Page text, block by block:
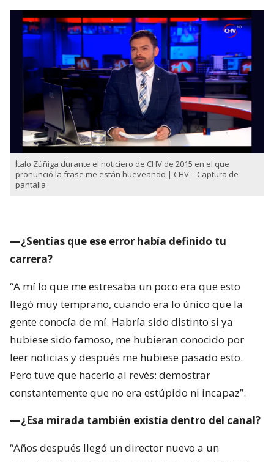
Ítalo Zúñiga durante el noticiero de CHV de 2015 en el que
pronunció la frase me están hueveando | CHV – Captura de
pantalla
—¿Sentías que ese error había definido tu
carrera?
“A mí lo que me estresaba un poco era que esto
llegó muy temprano, cuando era lo único que la
gente conocía de mí. Habría sido distinto si ya
hubiese sido famoso, me hubieran conocido por
leer noticias y después me hubiese pasado esto.
Pero tuve que hacerlo al revés: demostrar
constantemente que no era estúpido ni incapaz”.
—¿Esa mirada también existía dentro del canal?
“Años después llegó un director nuevo a un